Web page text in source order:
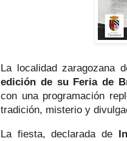
La localidad zaragozana
edición de su Feria de
con una programación
tradición, misterio y
La fiesta, declarada de